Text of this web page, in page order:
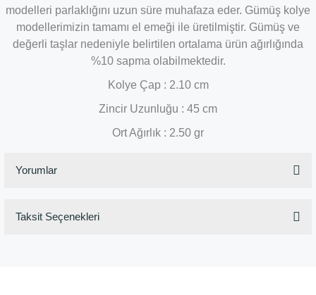
modelleri parlaklığını uzun süre muhafaza eder. Gümüş kolye
modellerimizin tamamı el emeği ile üretilmiştir. Gümüş ve
değerli taşlar nedeniyle belirtilen ortalama ürün ağırlığında
%10 sapma olabilmektedir.
Kolye Çap : 2.10 cm
Zincir Uzunluğu : 45 cm
Ort Ağırlık : 2.50 gr
Yorumlar
Taksit Seçenekleri